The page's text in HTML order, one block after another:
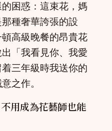
困惑：這束花，媽
種奢華誇張的設
高級晚餐的昂貴花
「我看見你、我愛
三年級時我送你的
之作。
用成為花藝師也能